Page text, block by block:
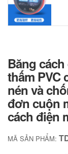
Băng
thấm PVC
nén và
đơn cuộn
cách điện
MÃ SẢN PHẨM: